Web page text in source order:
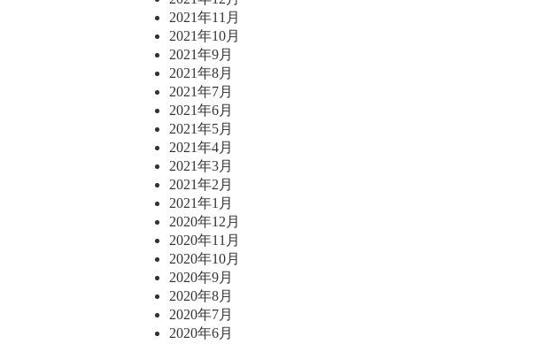
2021年11月
2021年10月
2021年9月
2021年8月
2021年7月
2021年6月
2021年5月
2021年4月
2021年3月
2021年2月
2021年1月
2020年12月
2020年11月
2020年10月
2020年9月
2020年8月
2020年7月
2020年6月